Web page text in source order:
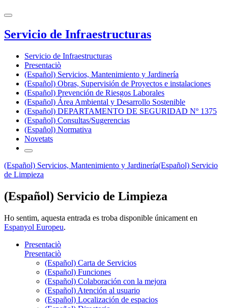
Servicio de Infraestructuras
Servicio de Infraestructuras
Presentaciò
(Español) Servicios, Mantenimiento y Jardinería
(Español) Obras, Supervisión de Proyectos e instalaciones
(Español) Prevención de Riesgos Laborales
(Español) Área Ambiental y Desarrollo Sostenible
(Español) DEPARTAMENTO DE SEGURIDAD Nº 1375
(Español) Consultas/Sugerencias
(Español) Normativa
Novetats
(Español) Servicios, Mantenimiento y Jardinería(Español) Servicio
de Limpieza
(Español) Servicio de Limpieza
Ho sentim, aquesta entrada es troba disponible únicament en
Espanyol Europeu.
Presentaciò
Presentaciò
(Español) Carta de Servicios
(Español) Funciones
(Español) Colaboración con la mejora
(Español) Atención al usuario
(Español) Localización de espacios